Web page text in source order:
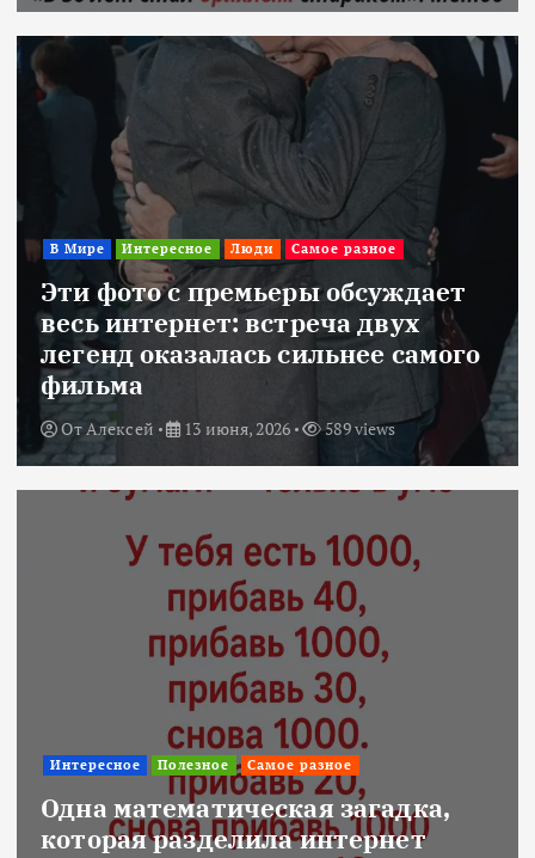
В Мире Интересное Люди Самое разное
Эти фото с премьеры обсуждает
весь интернет: встреча двух
легенд оказалась сильнее самого
фильма
ОтАлексей 13 июня, 2026 589 views
Интересное Полезное Самое разное
Одна математическая загадка,
которая разделила интернет